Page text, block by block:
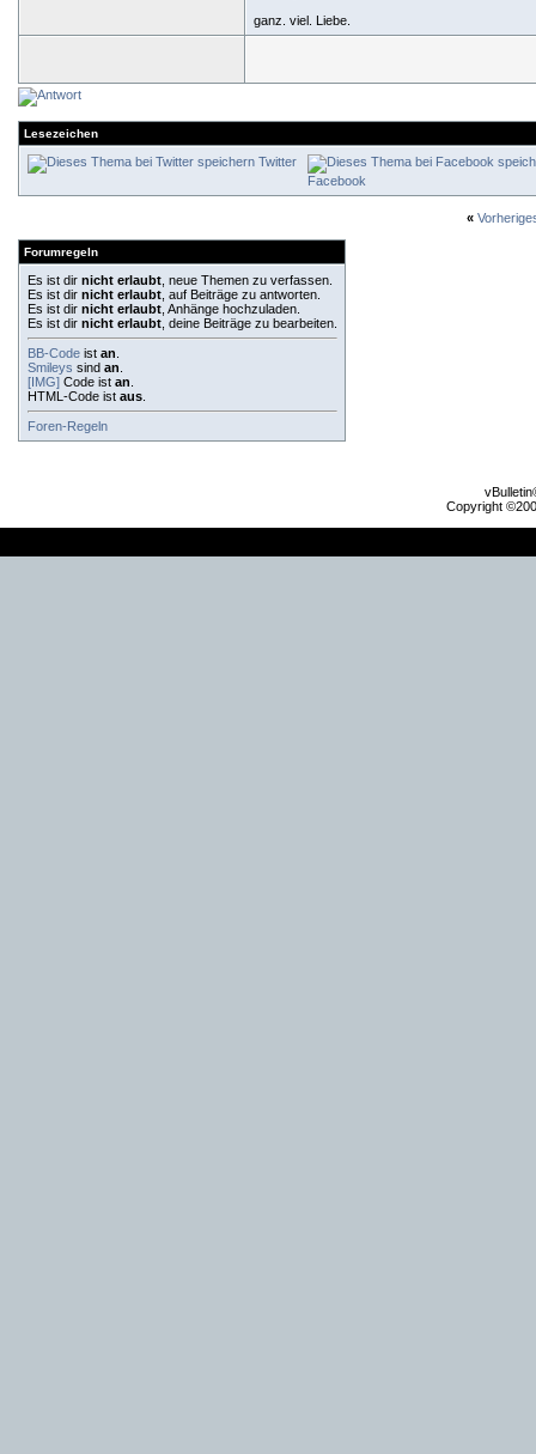
ganz. viel. Liebe.
Lesezeichen
Twitter
Facebook
«
Forumregeln
Es ist dir nicht erlaubt , neue Themen zu verfassen.
Es ist dir nicht erlaubt , auf Beiträge zu antworten.
Es ist dir nicht erlaubt , Anhänge hochzuladen.
Es ist dir nicht erlaubt , deine Beiträge zu bearbeiten.
BB-Code ist an
Smileys sind an
[IMG] Code ist an
HTML-Code ist aus
Foren-Regeln
Copyright